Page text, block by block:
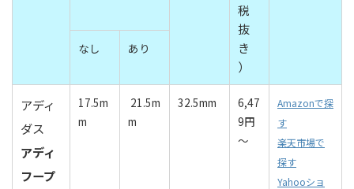
税
抜
き
）
なし あり
アディ
ダス
アディ
フープ
17.5m
m
21.5m
m
32.5mm
6,47
9円
～
Amazonで探
す
楽天市場で
探す
Yahooショ